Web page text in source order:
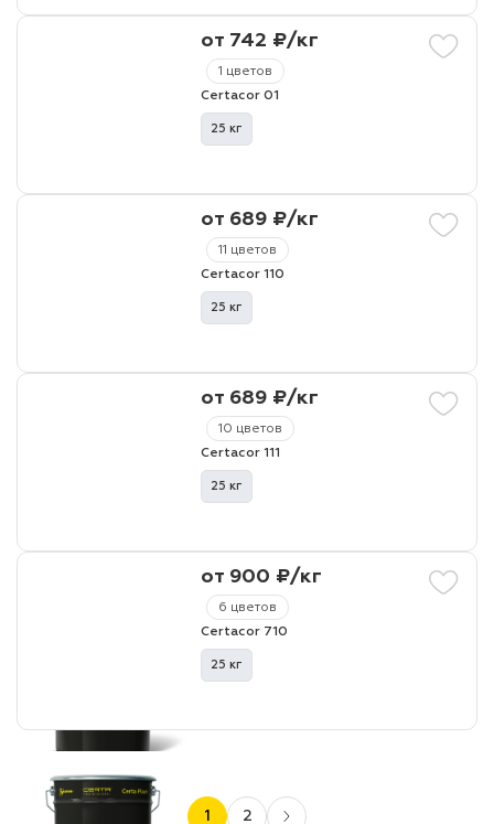
1 цветов
от 742 ₽/кг
Certacor 01
25 кг
11 цветов
от 689 ₽/кг
Certacor 110
25 кг
10 цветов
от 689 ₽/кг
Certacor 111
25 кг
6 цветов
от 900 ₽/кг
Certacor 710
25 кг
1 2